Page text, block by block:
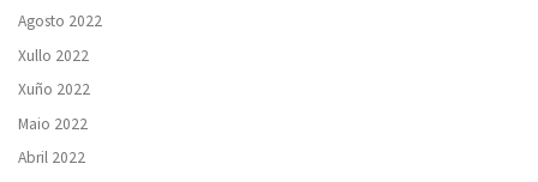
Agosto 2022
Xullo 2022
Xuño 2022
Maio 2022
Abril 2022